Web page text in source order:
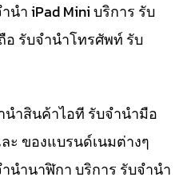
ำ iPad Mini บริการ รับ
รับจำนำโทรศัพท์ รับ
นำสินค้าไอที รับจำนำมือ
ะ ของแบรนด์เนมต่างๆ
นำนาฬิกา บริการ รับจำนำ